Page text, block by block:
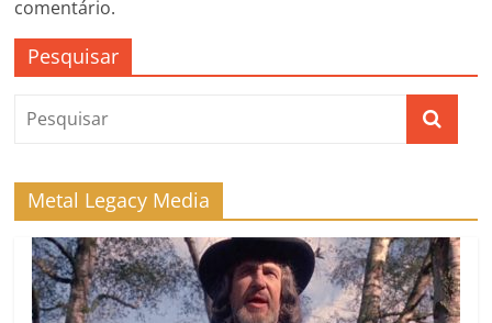
comentário.
Pesquisar
Metal Legacy Media